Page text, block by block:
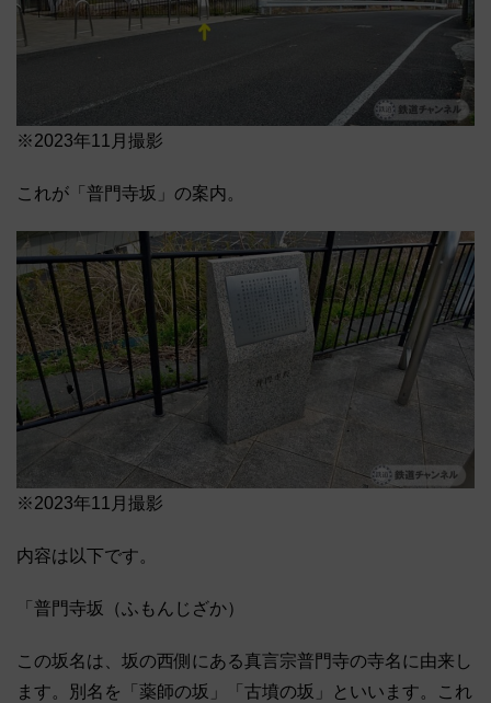
※2023年11月撮影
これが「普門寺坂」の案内。
※2023年11月撮影
内容は以下です。
「普門寺坂（ふもんじざか）
この坂名は、坂の西側にある真言宗普門寺の寺名に由来し
ます。別名を「薬師の坂」「古墳の坂」といいます。これ